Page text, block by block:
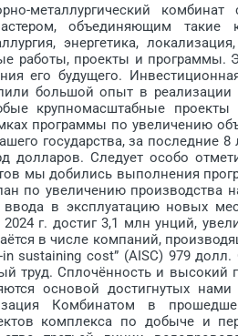
комбинат
объединяющим такие
энергетика,
работы, проекты и программы.
его будущего.
большой опыт в реализации
крупномасштабные
программы по увеличению
государства, за последние
Следует особо
мы добились выполнения
по увеличению производства
ввода в эксплуатацию новых
г. достиг 3,1 млн унций,
в числе компаний,
in sustaining cost” (AISC) 979
труд. Сплочённость и
основой достигнутых
Комбинатом в
комп­лекса по добыче и